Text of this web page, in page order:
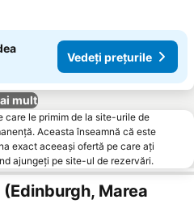
Vedeți prețurile
mult
care le primim de la site-urile de
Aceasta înseamnă că este
exact aceeași ofertă pe care ați
ajungeți pe site-ul de rezervări.
Marea